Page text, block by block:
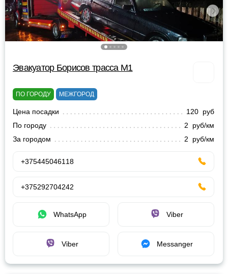
Эвакуатор Борисов трасса М1
ПО ГОРОДУ МЕЖГОРОД
Цена посадки
120 руб
По городу
2 руб/км
За городом
2 руб/км
+375445046118
+375292704242
WhatsApp Viber
Viber Messanger